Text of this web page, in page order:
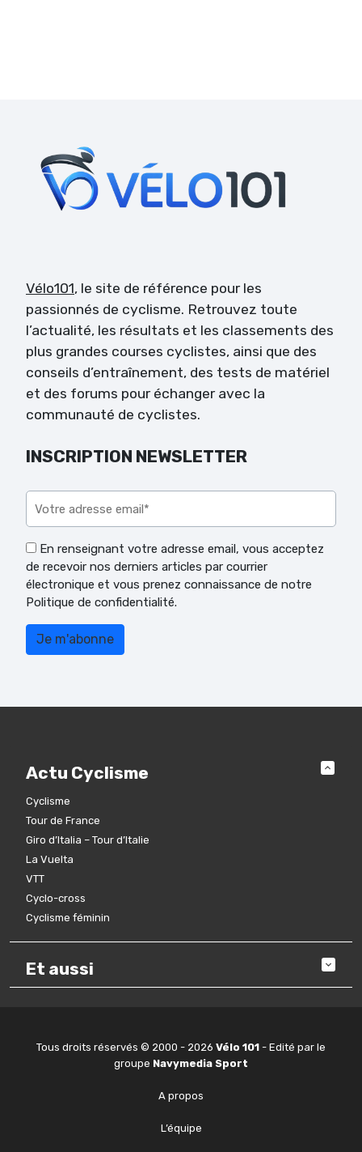
Vélo101, le site de référence pour les
passionnés de cyclisme. Retrouvez toute
l’actualité, les résultats et les classements des
plus grandes courses cyclistes, ainsi que des
conseils d’entraînement, des tests de matériel
et des forums pour échanger avec la
communauté de cyclistes.
INSCRIPTION NEWSLETTER
En renseignant votre adresse email, vous acceptez
de recevoir nos derniers articles par courrier
électronique et vous prenez connaissance de notre
Politique de confidentialité.
Actu Cyclisme
Cyclisme
Tour de France
Giro d’Italia – Tour d’Italie
La Vuelta
VTT
Cyclo-cross
Cyclisme féminin
Et aussi
Tous droits réservés © 2000 - 2026 Vélo 101 - Edité par le
groupe Navymedia Sport
A propos
L’équipe